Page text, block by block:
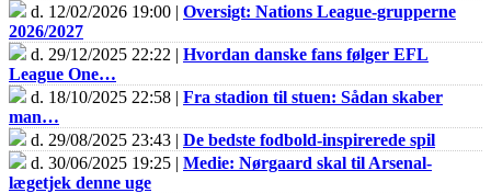
d. 12/02/2026 19:00 | Oversigt: Nations League-grupperne
2026/2027
d. 29/12/2025 22:22 | Hvordan danske fans følger EFL
League One…
d. 18/10/2025 22:58 | Fra stadion til stuen: Sådan skaber
man…
d. 29/08/2025 23:43 | De bedste fodbold-inspirerede spil
d. 30/06/2025 19:25 | Medie: Nørgaard skal til Arsenal-
lægetjek denne uge